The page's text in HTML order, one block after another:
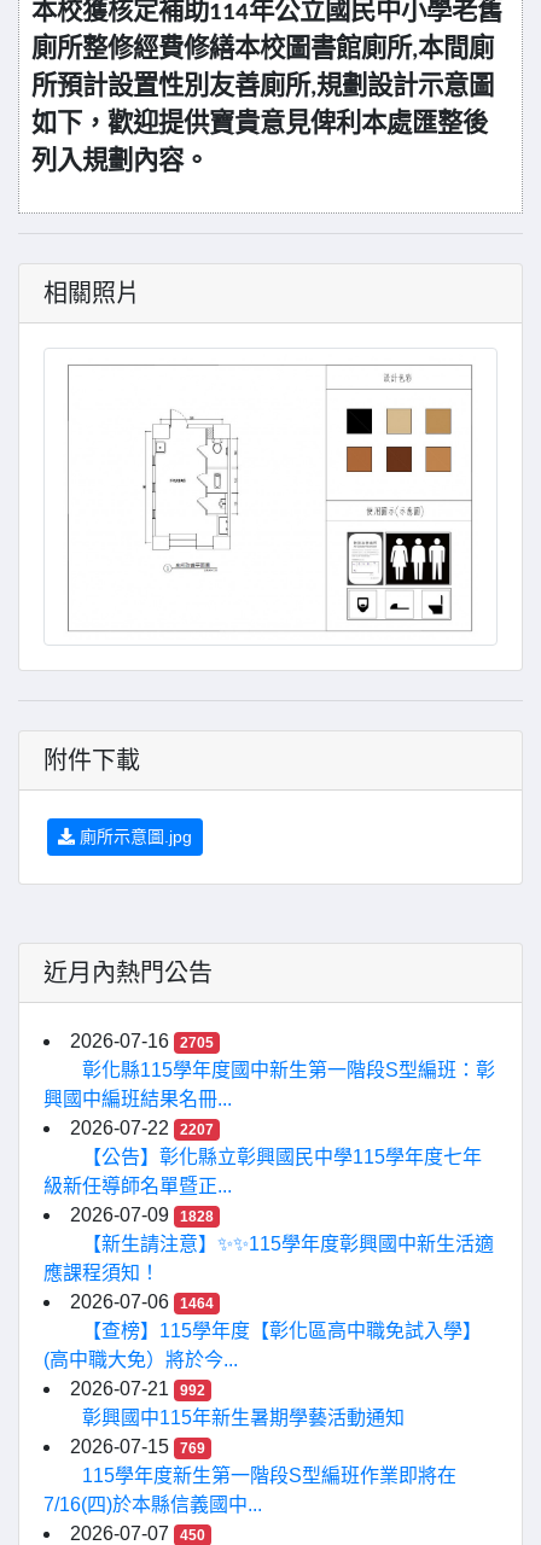
本校獲核定補助114年公立國民中小學老舊
廁所整修經費修繕本校圖書館廁所,本間廁
所預計設置性別友善廁所,規劃設計示意圖
如下，歡迎提供寶貴意見俾利本處匯整後
列入規劃內容。
相關照片
附件下載
廁所示意圖.jpg
近月內熱門公告
2026-07-16 2705
彰化縣115學年度國中新生第一階段S型編班：彰
興國中編班結果名冊...
2026-07-22
2207
【公告】彰化縣立彰興國民中學115學年度七年
級新任導師名單暨正...
2026-07-09
1828
【新生請注意】✨✨115學年度彰興國中新生活適
應課程須知！
2026-07-06
1464
【查榜】115學年度【彰化區高中職免試入學】
(高中職大免）將於今...
2026-07-21
992
彰興國中115年新生暑期學藝活動通知
2026-07-15
769
115學年度新生第一階段S型編班作業即將在
7/16(四)於本縣信義國中...
2026-07-07
450